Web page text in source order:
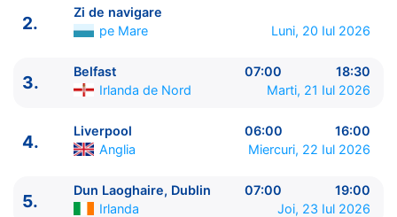
ITINERARIU
2.
Zi de navigare
pe Mare
Luni, 20 Iul 2026
3.
Belfast 07:00
18:30
Irlanda de Nord
Marti, 21 Iul 2026
4.
Liverpool 06:00
16:00
Anglia
Miercuri, 22 Iul 2026
5.
Dun Laoghaire, Dublin 07:00
19:00
Irlanda
Joi, 23 Iul 2026